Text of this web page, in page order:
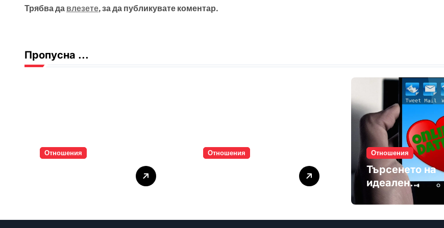
Трябва да влезете, за да публикувате коментар.
Пропусна ...
Отношения Отношения Отношения
Търсенето на
идеален
партньор е